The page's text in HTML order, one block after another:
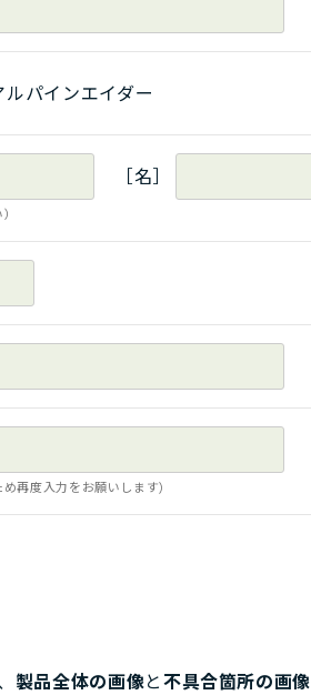
パインエイダー
［名］
め再度入力をお願いします)
製品全体の画像と不具合箇所の画像